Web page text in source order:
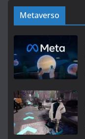
Metaverso